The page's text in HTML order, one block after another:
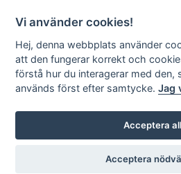
Vi använder cookies!
Hej, denna webbplats använder
att den fungerar korrekt och
förstå hur du interagerar med den,
används först efter samtycke.Jag
Acceptera
Acceptera